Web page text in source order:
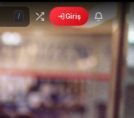
/ Giriş
🎁6 yeni fırsat! Bonusları gör ›